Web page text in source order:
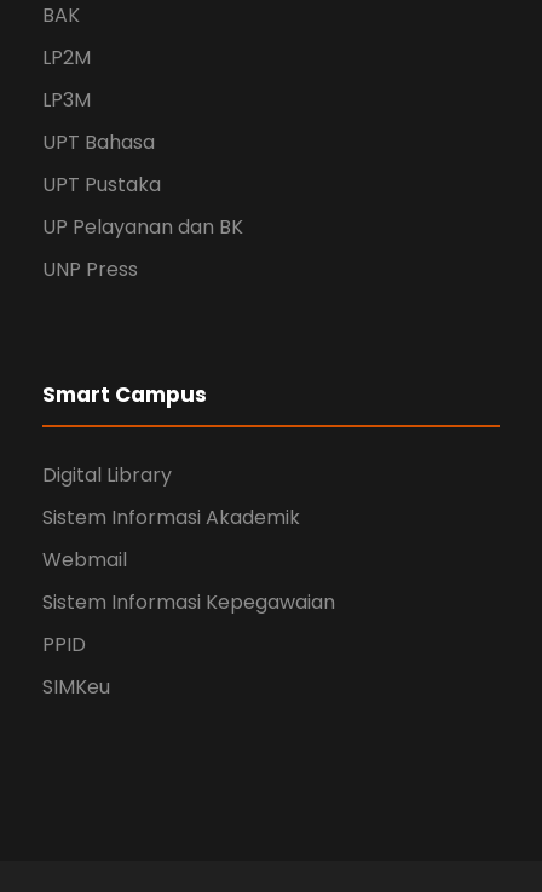
BAK
LP2M
LP3M
UPT Bahasa
UPT Pustaka
UP Pelayanan dan BK
UNP Press
Smart Campus
Digital Library
Sistem Informasi Akademik
Webmail
Sistem Informasi Kepegawaian
PPID
SIMKeu